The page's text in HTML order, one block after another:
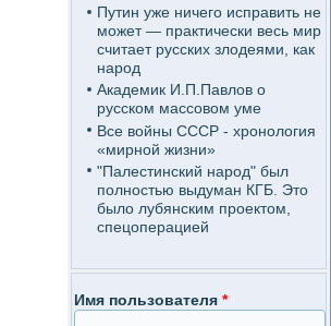
Путин уже ничего исправить не
может — практически весь мир
считает русских злодеями, как
народ
Академик И.П.Павлов о
русском массовом уме
Все войны СССР - хронология
«мирной жизни»
"Палестинский народ" был
полностью выдуман КГБ. Это
было лубянским проектом,
спецоперацией
Имя пользователя *